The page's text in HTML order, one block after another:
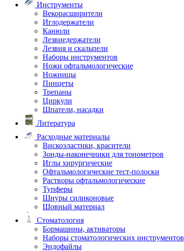
Инструменты
Векорасширители
Иглодержатели
Канюли
Лезвиедержатели
Лезвия и скальпели
Наборы инструментов
Ножи офтальмологические
Ножницы
Пинцеты
Трепаны
Циркули
Шпатели, насадки
Литература
Расходные материалы
Вискоэластики, красители
Зонды-наконечники для тонометров
Иглы хирургические
Офтальмологические тест-полоски
Растворы офтальмологические
Тупферы
Шнуры силиконовые
Шовный материал
Стоматология
Бормашины, активаторы
Наборы стоматологических инструментов
Эндофайлы